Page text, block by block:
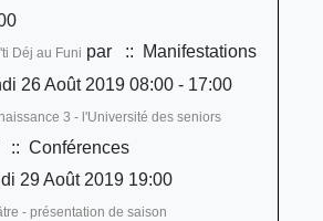
Déj au Funi par
:: Manifestations
26 Août 2019 08:00 - 17:00
3 - l'Université des seniors
:: Conférences
29 Août 2019 19:00
- présentation de saison